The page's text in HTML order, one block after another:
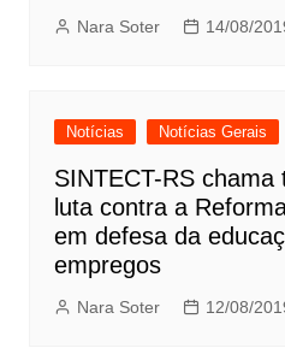
Nara Soter 14/08/
Notícias Notícias Gerais
SINTECT-RS chama
luta contra a
em defesa da
empregos
Nara Soter 12/08/